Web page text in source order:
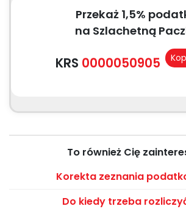
Przekaż 1,5%
na Szlachetną
KRS 0000050905
To również Cię
Korekta zeznania
Do kiedy trzeba